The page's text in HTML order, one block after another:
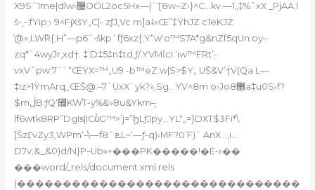
X9Sˆ1me|dlw‹޴OӦL2oc5Hx—|ˆƮ8w~Z›}^C…kv.—1„‡%˜xX _PjAA;l
š•˱-:fYip;› 9^FjXšY„C|- zƒJ‚Vc m]a˨»Œ”‡ŸhJZ c1eKJZ
̾@»‚LW߳R{;H”—p6ˆ•škp`fƒ6xz{;Y“w‘o™S7A*g&nZf5qUn.oy–
zq*`4wyJr‚xd†. ‡’D‡5‡n‡td‚ƒ/.YVMĬcI ‘iw™FRt’-
vxV˜pw;7ˆ`“ŒŸX=™„U9 -b™eZ:w|S>$Y„ UŠ&V’†V(Qa L—
‡iz>1ŸmArq_ŒŠ@:–7`UxX`yk?»‚Sg…YV^8m o›Jo޵8a‡u0S›f?
$mڷB:ƒQ‘⶿KW֨T-y%&»8u&Ykm–֧
lf6wtk8RP”DgIs|ICuͭG™>’j=”ϦLƒJpy…YL“„=}DXT$3Fi*\
[ŠzӶvZy3,WPm‘–\—fܧ:ˆ8L~‘—ƒ-q)‹MF?0’F)ˆ AnX…,i…
D7v;&_&0)d/N}P–Ub»+���PK�����!�E•»��
���word/_rels/document.xml.rels
(�������������������������������